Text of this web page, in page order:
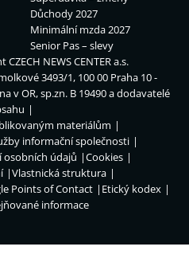
Důchody 2027
Minimální mzda 2027
Senior Pas – slevy
CZECH NEWS CENTER a.s.
3493/1, 100 00 Praha 10 -
v OR, sp.zn. B 19490 a dodavatelé
materiálům
informační společnosti
osobních údajů
Cookies
Vlastnická struktura
Points of Contact
Etický kodex
informace